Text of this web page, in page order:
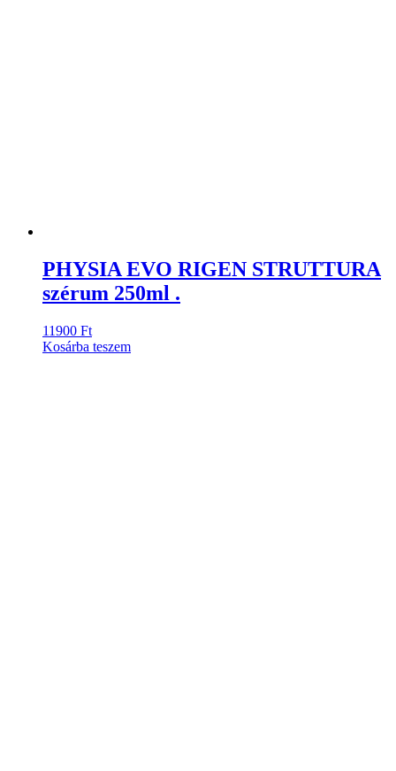
PHYSIA EVO RIGEN STRUTTURA
szérum 250ml .
11900 Ft
Kosárba teszem